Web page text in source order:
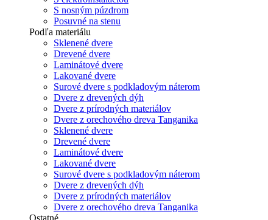
S nosným púzdrom
Posuvné na stenu
Podľa materiálu
Sklenené dvere
Drevené dvere
Laminátové dvere
Lakované dvere
Surové dvere s podkladovým náterom
Dvere z drevených dýh
Dvere z prírodných materiálov
Dvere z orechového dreva Tanganika
Sklenené dvere
Drevené dvere
Laminátové dvere
Lakované dvere
Surové dvere s podkladovým náterom
Dvere z drevených dýh
Dvere z prírodných materiálov
Dvere z orechového dreva Tanganika
Ostatné